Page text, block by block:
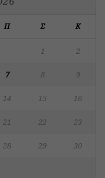
Π Σ Κ
1 2
7 8 9
14 15 16
21 22 23
28 29 30